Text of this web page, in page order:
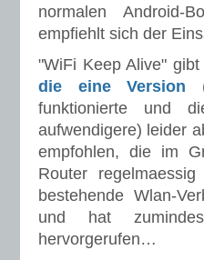
normalen Android-
empfiehlt sich der
"WiFi Keep Alive"
die eine Version
funktionierte und
aufwendigere) leider
empfohlen, die im
Router
bestehende Wlan-
und hat
hervorgerufen…